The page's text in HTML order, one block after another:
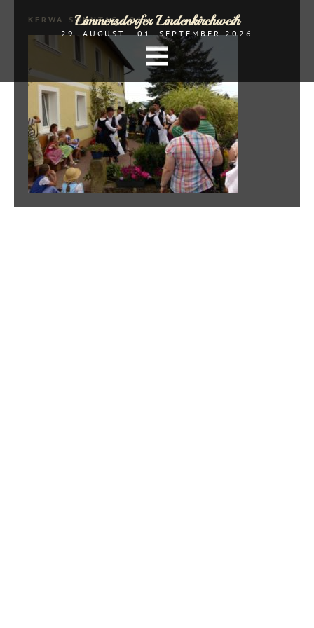
Limmersdorfer Lindenkirchweih
29. AUGUST - 01. SEPTEMBER 2026
KERWA-SONNTAG 191